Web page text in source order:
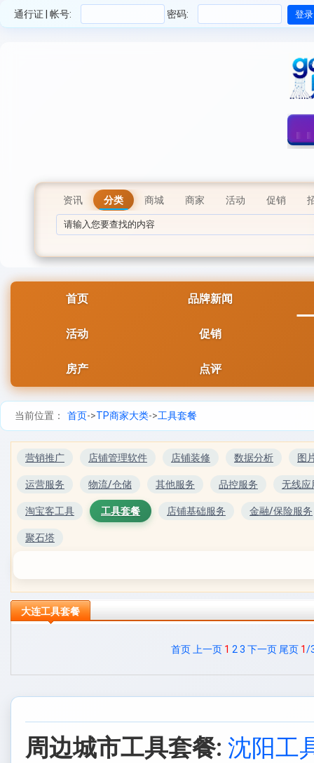
通行证 | 帐号: 密码:
资讯 分类 商城 商家 活动 促销
首页 品牌新闻
活动 促销
房产 点评
当前位置： 首页->TP商家大类->工具套餐
营销推广 店铺管理软件 店铺装修 数据分析 图
运营服务 物流/仓储 其他服务 品控服务 无线应
淘宝客工具 工具套餐 店铺基础服务 金融/保险服务
聚石塔
大连工具套餐
首页 上一页 1 2 3 下一页 尾页 1/
周边城市工具套餐: 沈阳工